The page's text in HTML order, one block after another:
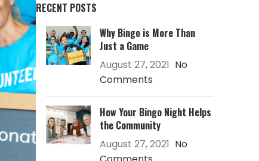
RECENT POSTS
Why Bingo is More Than
Just a Game
August 27, 2021 No
Comments
How Your Bingo Night Helps
the Community
August 27, 2021 No